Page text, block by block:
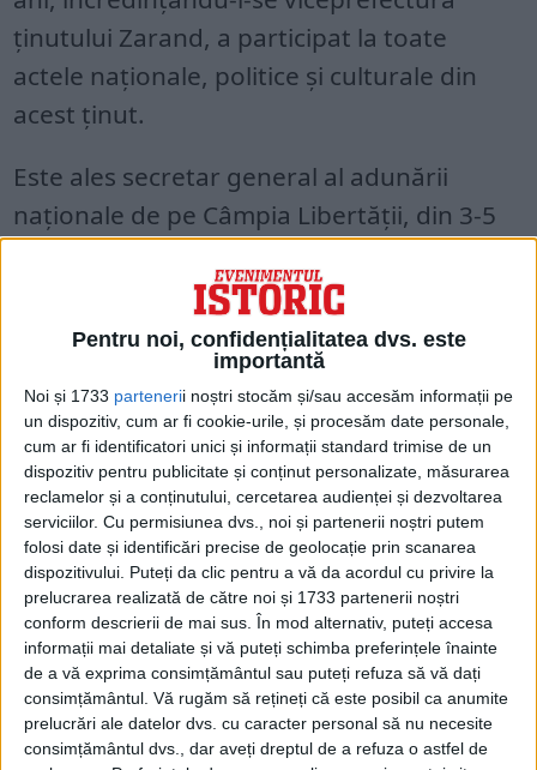
Pentru noi, confidențialitatea dvs. este
importantă
Noi și 1733 partenerii noștri stocăm și/sau accesăm informații pe
un dispozitiv, cum ar fi cookie-urile, și procesăm date personale,
cum ar fi identificatori unici și informații standard trimise de un
dispozitiv pentru publicitate și conținut personalizate, măsurarea
reclamelor și a conținutului, cercetarea audienței și dezvoltarea
serviciilor. Cu permisiunea dvs., noi și partenerii noștri putem
folosi date și identificări precise de geolocație prin scanarea
dispozitivului. Puteți da clic pentru a vă da acordul cu privire la
prelucrarea realizată de către noi și 1733 partenerii noștri
conform descrierii de mai sus. În mod alternativ, puteți accesa
informații mai detaliate și vă puteți schimba preferințele înainte
de a vă exprima consimțământul sau puteți refuza să vă dați
consimțământul. Vă rugăm să rețineți că este posibil ca anumite
prelucrări ale datelor dvs. cu caracter personal să nu necesite
consimțământul dvs., dar aveți dreptul de a refuza o astfel de
ținutului Zarand, a participat la toate
actele naționale, politice și culturale din
acest ținut.
Este ales secretar general al adunării
naționale de pe Câmpia Libertății, din 3-5
Ca deputat în dieta ungurească din Pesta,
susține autonomia și integritatea
Transilvaniei pentru care este felicitat de
brașoveni, craioveni, bucureșteni și de cei